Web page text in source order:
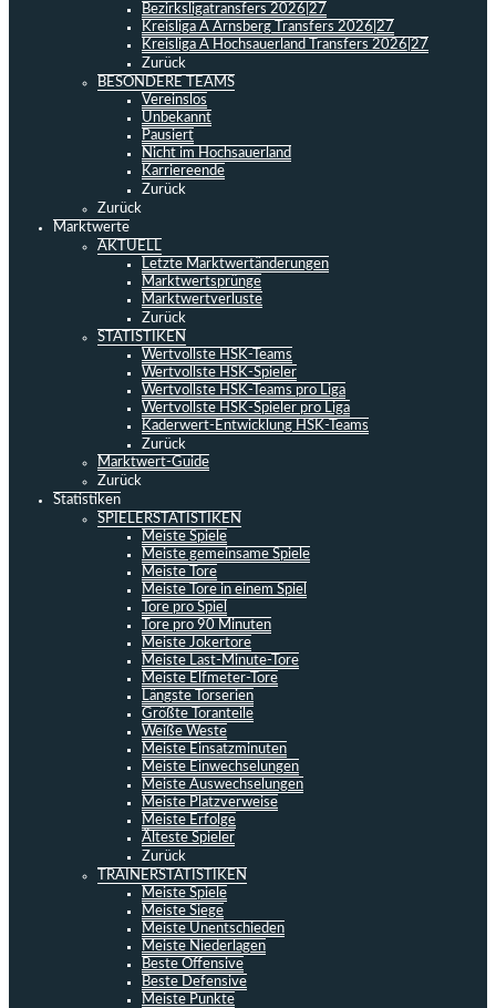
Bezirksligatransfers 2026|27
Kreisliga A Arnsberg Transfers 2026|27
Kreisliga A Hochsauerland Transfers 2026|27
Zurück
BESONDERE TEAMS
Vereinslos
Unbekannt
Pausiert
Nicht im Hochsauerland
Karriereende
Zurück
Zurück
Marktwerte
AKTUELL
Letzte Marktwertänderungen
Marktwertsprünge
Marktwertverluste
Zurück
STATISTIKEN
Wertvollste HSK-Teams
Wertvollste HSK-Spieler
Wertvollste HSK-Teams pro Liga
Wertvollste HSK-Spieler pro Liga
Kaderwert-Entwicklung HSK-Teams
Zurück
Marktwert-Guide
Zurück
Statistiken
SPIELERSTATISTIKEN
Meiste Spiele
Meiste gemeinsame Spiele
Meiste Tore
Meiste Tore in einem Spiel
Tore pro Spiel
Tore pro 90 Minuten
Meiste Jokertore
Meiste Last-Minute-Tore
Meiste Elfmeter-Tore
Längste Torserien
Größte Toranteile
Weiße Weste
Meiste Einsatzminuten
Meiste Einwechselungen
Meiste Auswechselungen
Meiste Platzverweise
Meiste Erfolge
Älteste Spieler
Zurück
TRAINERSTATISTIKEN
Meiste Spiele
Meiste Siege
Meiste Unentschieden
Meiste Niederlagen
Beste Offensive
Beste Defensive
Meiste Punkte